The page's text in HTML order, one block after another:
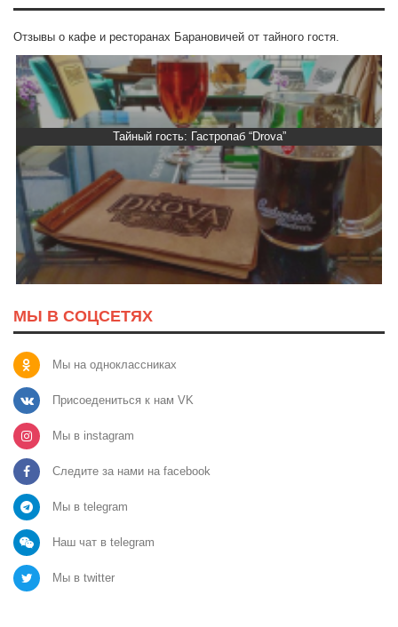
Отзывы о кафе и ресторанах Барановичей от тайного гостя.
Тайный гость: Гастропаб “Drova”
МЫ В СОЦСЕТЯХ
Мы на одноклассниках
Присоедениться к нам VK
Мы в instagram
Следите за нами на facebook
Мы в telegram
Наш чат в telegram
Мы в twitter